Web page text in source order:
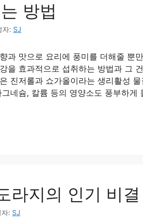
방법
자: SJ
과 맛으로 요리에 풍미를 더해줄 뿐
을 효과적으로 섭취하는 방법과 그
진저롤과 쇼가올이라는 생리활성
네슘, 칼륨 등의 영양소도 풍부하
라지의 인기 비결
자: SJ